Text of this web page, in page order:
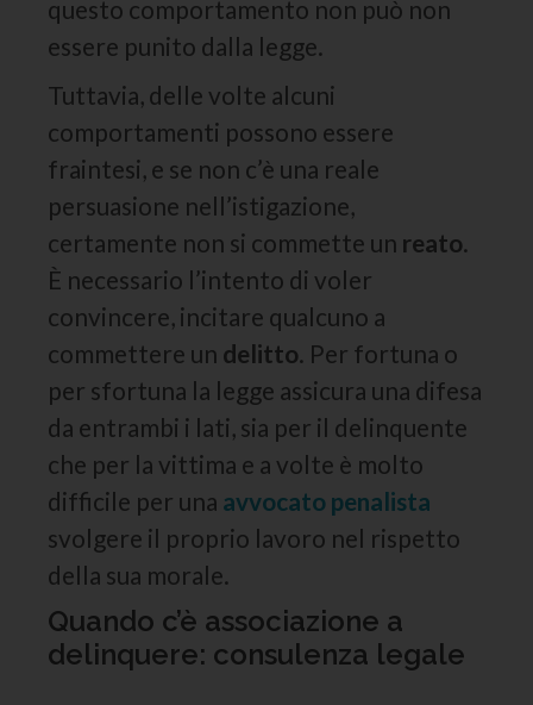
questo comportamento non può non
essere punito dalla legge.
Tuttavia, delle volte alcuni
comportamenti possono essere
fraintesi, e se non c’è una reale
persuasione nell’istigazione,
certamente non si commette un reato.
È necessario l’intento di voler
convincere, incitare qualcuno a
commettere un delitto. Per fortuna o
per sfortuna la legge assicura una difesa
da entrambi i lati, sia per il delinquente
che per la vittima e a volte è molto
difficile per una avvocato penalista
svolgere il proprio lavoro nel rispetto
della sua morale.
Quando c’è associazione a
delinquere: consulenza legale